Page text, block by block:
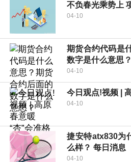
不负春光乘势上
04-10
期货合约代码是
数字是什么意思？
04-10
今日观点!视频 |
04-10
捷安特atx830为
么样？ 每日消息
04-10